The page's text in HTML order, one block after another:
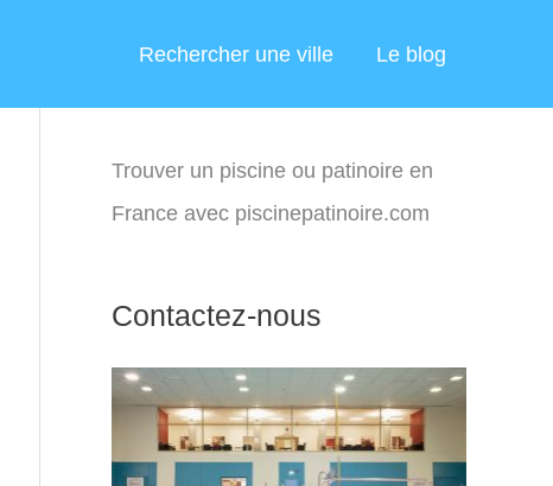
Rechercher une ville Le blog
Trouver un piscine ou patinoire en
France avec piscinepatinoire.com
Contactez-nous